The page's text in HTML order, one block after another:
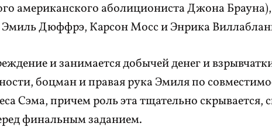
американского аболициониста Джона Брауна),
Эмиль Дюффрэ, Карсон Мосс и Энрика
и занимается добычей денег и
боцман и правая рука Эмиля по
Сэма, причем роль эта тщательно скрывается,
финальным заданием.